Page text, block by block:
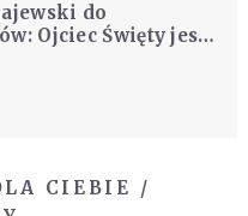
do
Ojciec Święty jest
CIEBIE /